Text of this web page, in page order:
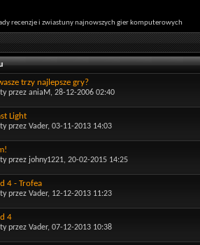
recenzje i zwiastuny najnowszych gier komputerowych
trzy najlepsze gry?
przez aniaM, 28-12-2006 02:40
Light
przez Vader, 03-11-2013 14:03
przez johny1221, 20-02-2015 14:25
4 - Trofea
przez Vader, 12-12-2013 11:23
4
przez Vader, 07-12-2013 10:38